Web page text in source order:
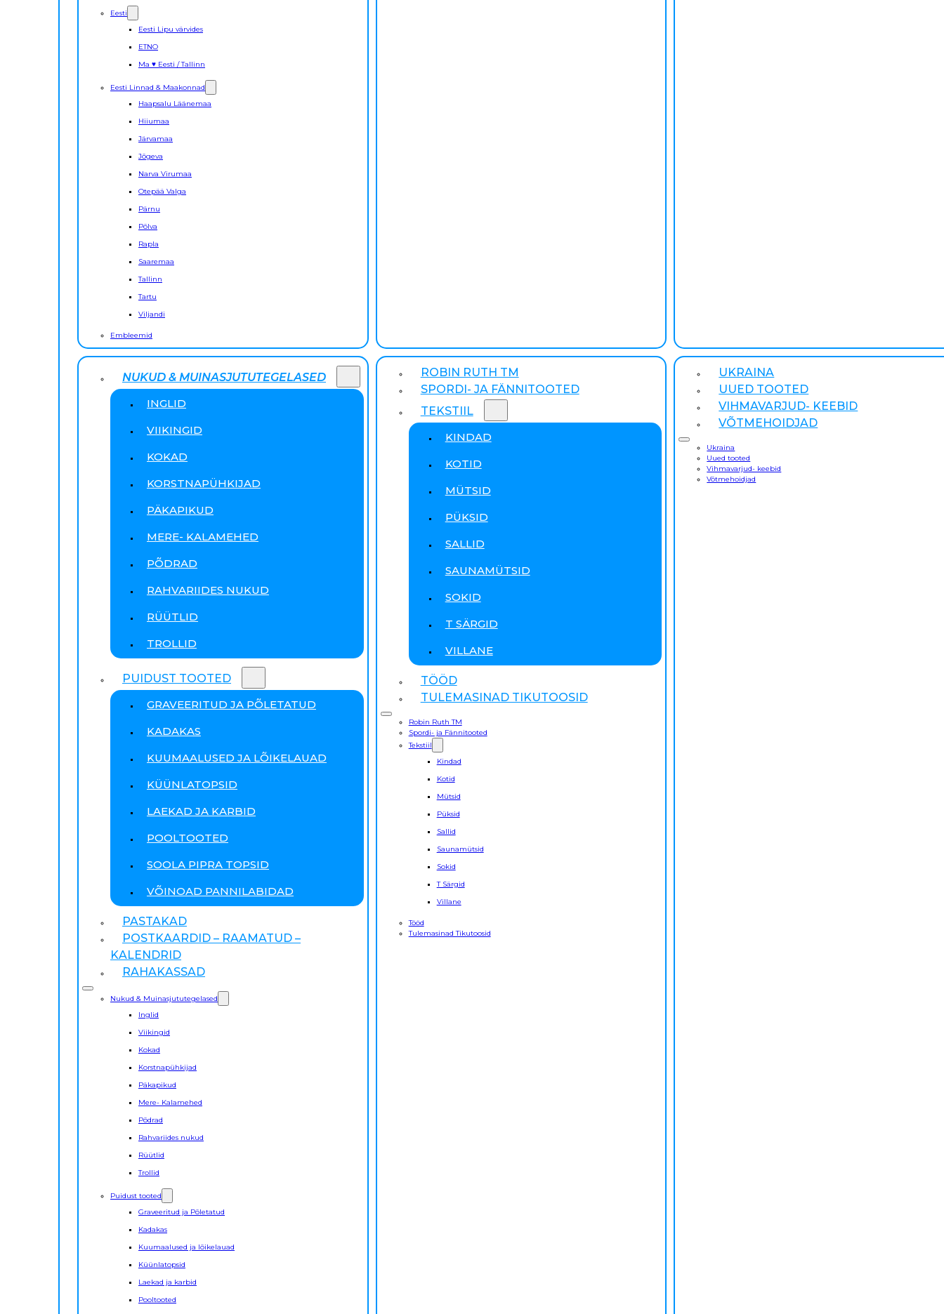
Eesti
Eesti Lipu värvides
ETNO
Ma ♥ Eesti / Tallinn
Eesti Linnad & Maakonnad
Haapsalu Läänemaa
Hiiumaa
Järvamaa
Jõgeva
Narva Virumaa
Otepää Valga
Pärnu
Põlva
Rapla
Saaremaa
Tallinn
Tartu
Viljandi
Embleemid
NUKUD & MUINASJUTUTEGELASED
INGLID
VIIKINGID
KOKAD
KORSTNAPÜHKIJAD
PÄKAPIKUD
MERE- KALAMEHED
PÕDRAD
RAHVARIIDES NUKUD
RÜÜTLID
TROLLID
PUIDUST TOOTED
GRAVEERITUD JA PÕLETATUD
KADAKAS
KUUMAALUSED JA LÕIKELAUAD
KÜÜNLATOPSID
LAEKAD JA KARBID
POOLTOOTED
SOOLA PIPRA TOPSID
VÕINOAD PANNILABIDAD
PASTAKAD
POSTKAARDID – RAAMATUD –
KALENDRID
RAHAKASSAD
Nukud & Muinasjututegelased
Inglid
Viikingid
Kokad
Korstnapühkijad
Päkapikud
Mere- Kalamehed
Põdrad
Rahvariides nukud
Rüütlid
Trollid
Puidust tooted
Graveeritud ja Põletatud
Kadakas
Kuumaalused ja lõikelauad
Küünlatopsid
Laekad ja karbid
Pooltooted
ROBIN RUTH TM
SPORDI- JA FÄNNITOOTED
TEKSTIIL
KINDAD
KOTID
MÜTSID
PÜKSID
SALLID
SAUNAMÜTSID
SOKID
T SÄRGID
VILLANE
TÖÖD
TULEMASINAD TIKUTOOSID
Robin Ruth TM
Spordi- ja Fännitooted
Tekstiil
Kindad
Kotid
Mütsid
Püksid
Sallid
Saunamütsid
Sokid
T Särgid
Villane
Tööd
Tulemasinad Tikutoosid
UKRAINA
UUED TOOTED
VIHMAVARJUD- KEEBID
VÕTMEHOIDJAD
Ukraina
Uued tooted
Vihmavarjud- keebid
Võtmehoidjad